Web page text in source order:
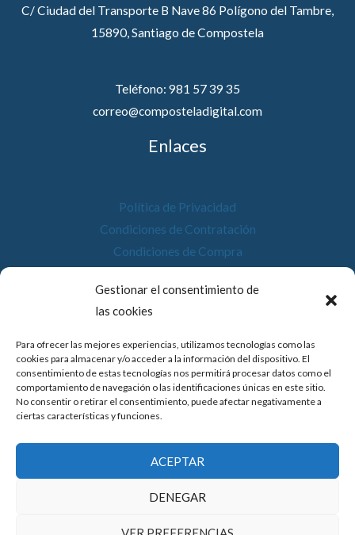
Gestionar el consentimiento de
las cookies
Para ofrecer las mejores experiencias, utilizamos tecnologías como las
cookies para almacenar y/o acceder a la información del dispositivo. El
consentimiento de estas tecnologías nos permitirá procesar datos como el
comportamiento de navegación o las identificaciones únicas en este sitio.
No consentir o retirar el consentimiento, puede afectar negativamente a
ciertas características y funciones.
ACEPTAR
DENEGAR
C/ Ciudad del Transporte B Nave 86 Polígono del Tambre,
15890, Santiago de Compostela
Teléfono: 981 57 39 35
correo@composteladigital.com
Enlaces
Política de Privacidad
Condiciones de Contratación
Condiciones de Compra
Política de Cookies
Accesibilidad
© 2026 Compostela Digital
Financiado por la Unión Europea con el programa de Kit
Digital por los fondos Next Generation (EU) del